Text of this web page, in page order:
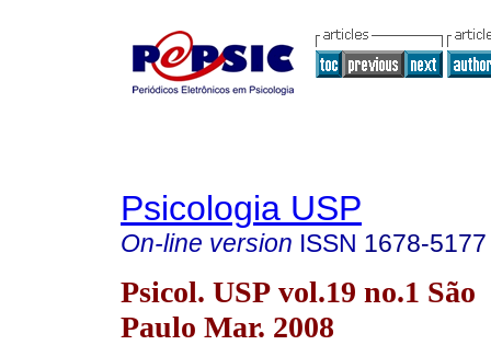
Psicologia USP
On-line version ISSN 1678-5177
Psicol. USP vol.19 no.1 São
Paulo Mar. 2008